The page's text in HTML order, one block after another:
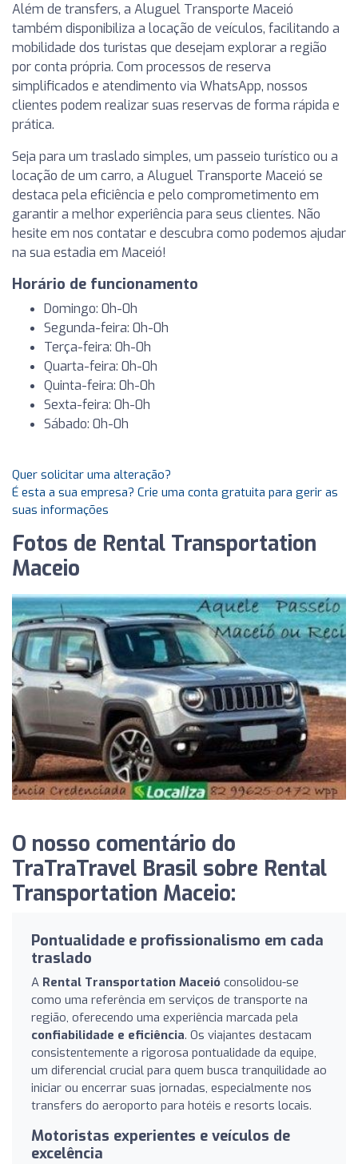
Além de transfers, a Aluguel Transporte Maceió
também disponibiliza a locação de veículos, facilitando a
mobilidade dos turistas que desejam explorar a região
por conta própria. Com processos de reserva
simplificados e atendimento via WhatsApp, nossos
clientes podem realizar suas reservas de forma rápida e
prática.
Seja para um traslado simples, um passeio turístico ou a
locação de um carro, a Aluguel Transporte Maceió se
destaca pela eficiência e pelo comprometimento em
garantir a melhor experiência para seus clientes. Não
hesite em nos contatar e descubra como podemos ajudar
na sua estadia em Maceió!
Horário de funcionamento
Domingo: 0h-0h
Segunda-feira: 0h-0h
Terça-feira: 0h-0h
Quarta-feira: 0h-0h
Quinta-feira: 0h-0h
Sexta-feira: 0h-0h
Sábado: 0h-0h
Quer solicitar uma alteração?
É esta a sua empresa? Crie uma conta gratuita para gerir as
suas informações
Fotos de Rental Transportation
Maceio
O nosso comentário do
TraTraTravel Brasil sobre Rental
Transportation Maceio:
Pontualidade e profissionalismo em cada
traslado
A Rental Transportation Maceió consolidou-se
como uma referência em serviços de transporte na
região, oferecendo uma experiência marcada pela
confiabilidade e eficiência. Os viajantes destacam
consistentemente a rigorosa pontualidade da equipe,
um diferencial crucial para quem busca tranquilidade ao
iniciar ou encerrar suas jornadas, especialmente nos
transfers do aeroporto para hotéis e resorts locais.
Motoristas experientes e veículos de
excelência